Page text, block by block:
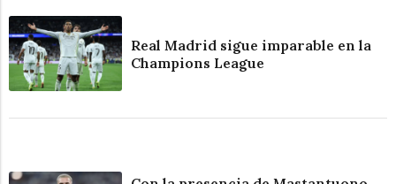
Real Madrid sigue imparable en la
Champions League